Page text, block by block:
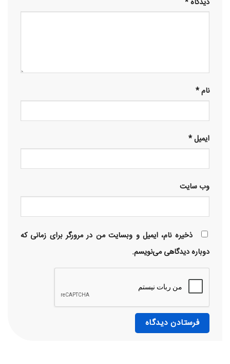
نام*
ایمیل*
وب‌ سایت
ذخیره نام، ایمیل و وبسایت من در مرورگر برای زمانی که
دوباره دیدگاهی می‌نویسم.